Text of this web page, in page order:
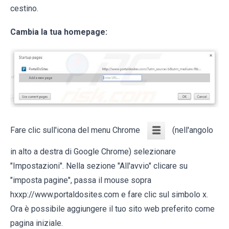
cestino.
Cambia la tua homepage:
Fare clic sull'icona del menu Chrome (nell'angolo
in alto a destra di Google Chrome) selezionare
"Impostazioni". Nella sezione "All'avvio" clicare su
"imposta pagine", passa il mouse sopra
hxxp://www.portaldosites.com e fare clic sul simbolo x.
Ora è possibile aggiungere il tuo sito web preferito come
pagina iniziale.